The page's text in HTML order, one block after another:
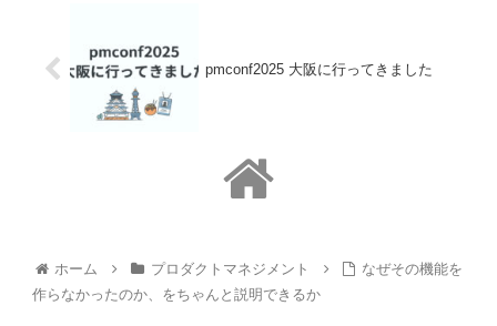
pmconf2025 大阪に行ってきました
ホーム プロダクトマネジメント
なぜその機能を
作らなかったのか、をちゃんと説明できるか